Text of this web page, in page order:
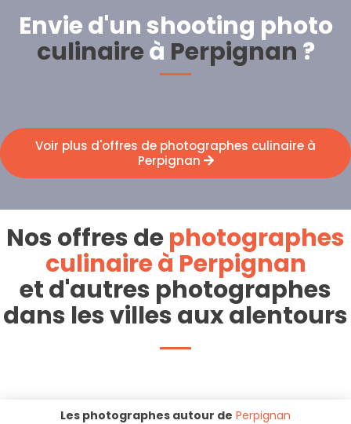
Envie d'un shooting photo
culinaireà Perpignan ?
Voir plus d'offres de photographes culinaire à
Perpignan
Nos offres dephotographes
culinaire à Perpignan
et d'autres photographes
dans les villes aux alentours
Les photographes autour de Perpignan